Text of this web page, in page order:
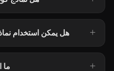
هل يمكن استخدام نماذج
ما